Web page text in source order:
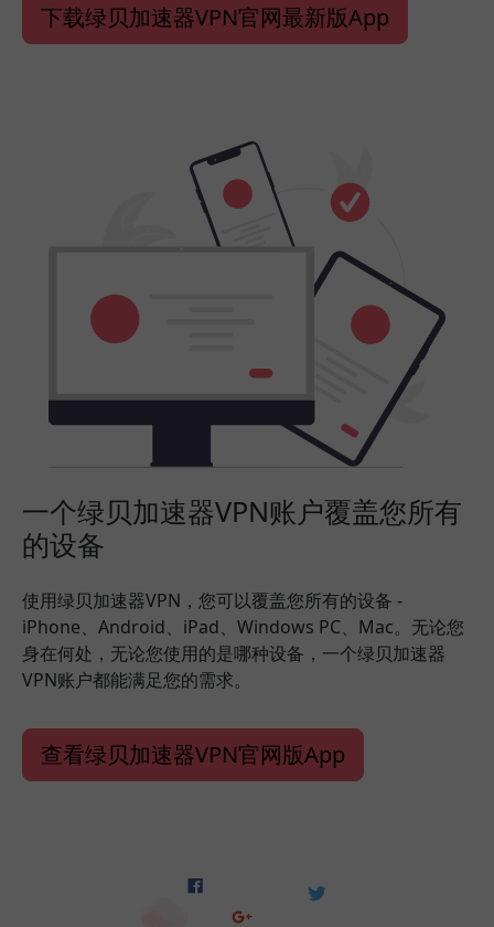
下载绿贝加速器VPN官网最新版App
一个绿贝加速器VPN账户覆盖您所有
的设备
使用绿贝加速器VPN，您可以覆盖您所有的设备 -
iPhone、Android、iPad、Windows PC、Mac。无论您
身在何处，无论您使用的是哪种设备，一个绿贝加速器
VPN账户都能满足您的需求。
查看绿贝加速器VPN官网版App